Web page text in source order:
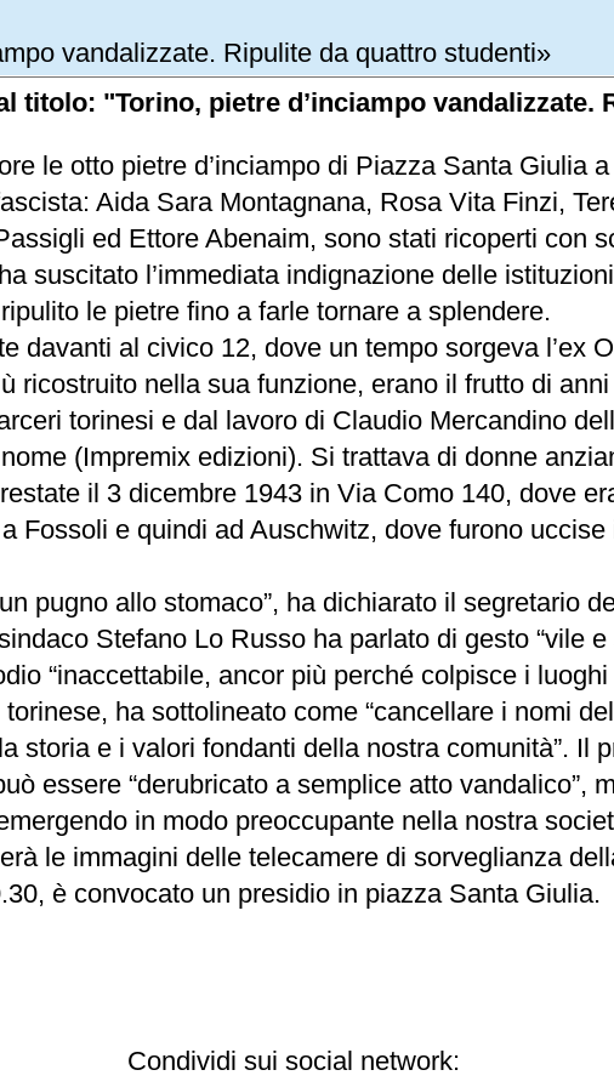
vandalizzate. Ripulite da quattro studenti»
titolo: "Torino, pietre d’inciampo vandalizzate.
le otto pietre d’inciampo di Piazza Santa Giulia
Aida Sara Montagnana, Rosa Vita Finzi,
ed Ettore Abenaim, sono stati ricoperti con
suscitato l’immediata indignazione delle
le pietre fino a farle tornare a splendere.
davanti al civico 12, dove un tempo sorgeva l’ex
ricostruito nella sua funzione, erano il frutto di
torinesi e dal lavoro di Claudio Mercandino
(Impremix edizioni). Si trattava di donne
il 3 dicembre 1943 in Via Como 140, dove
Fossoli e quindi ad Auschwitz, dove furono
un pugno allo stomaco”, ha dichiarato il segretario
Stefano Lo Russo ha parlato di gesto “vile
“inaccettabile, ancor più perché colpisce i
ha sottolineato come “cancellare i nomi
storia e i valori fondanti della nostra comunità”. Il
essere “derubricato a semplice atto vandalico”,
in modo preoccupante nella nostra
le immagini delle telecamere di sorveglianza
è convocato un presidio in piazza Santa Giulia.
Condividi sui social network: